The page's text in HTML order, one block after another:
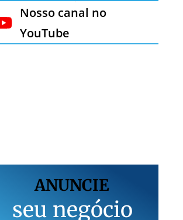
Nosso canal no
YouTube
ANUNCIE
seu negócio